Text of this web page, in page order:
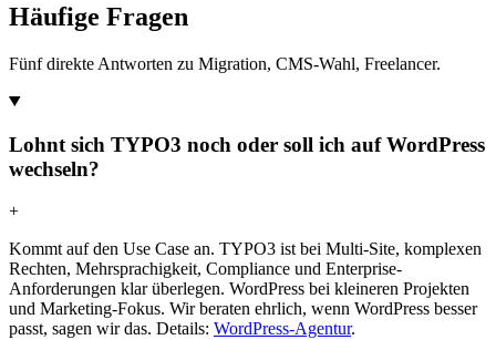
Häufige Fragen
Fünf direkte Antworten zu Migration, CMS-Wahl, Freelancer.
Lohnt sich TYPO3 noch oder soll ich auf WordPress
wechseln?
+
Kommt auf den Use Case an. TYPO3 ist bei Multi-Site, komplexen
Rechten, Mehrsprachigkeit, Compliance und Enterprise-
Anforderungen klar überlegen. WordPress bei kleineren Projekten
und Marketing-Fokus. Wir beraten ehrlich, wenn WordPress besser
passt, sagen wir das. Details: WordPress-Agentur.